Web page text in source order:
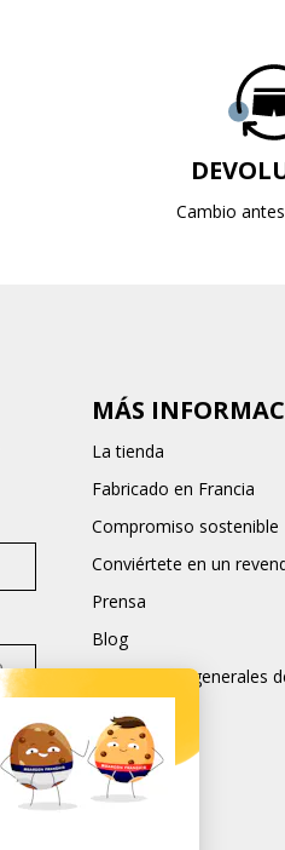
Cambio
MÁS
La tienda
Fabricado en Francia
Compromiso sostenible
Conviértete en un
Prensa
Blog
Condiciones generales
CGU